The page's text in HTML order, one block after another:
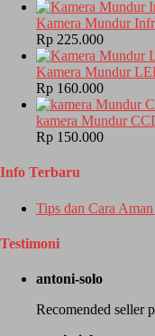
Kamera Mundur
Rp 225.000
Kamera Mundur
Rp 160.000
kamera Mundur
Rp 150.000
Info Terbaru
Tips dan Cara
Testimoni
antoni-solo
Recomended seller